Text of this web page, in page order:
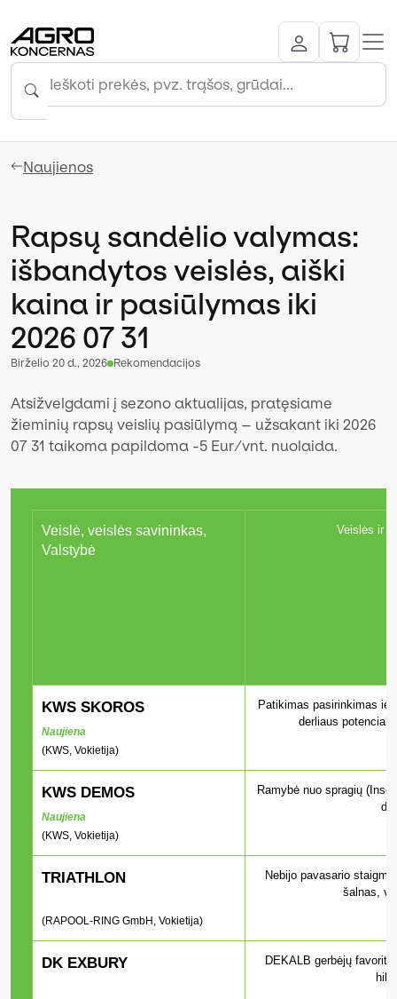
Naujienos
Rapsų sandėlio valymas:
išbandytos veislės, aiški
kaina ir pasiūlymas iki
2026 07 31
birželio 20 d., 2026 Rekomendacijos
Atsižvelgdami į sezono aktualijas, pratęsiame
žieminių rapsų veislių pasiūlymą – užsakant iki 2026
07 31 taikoma papildoma -5 Eur/vnt. nuolaida.
Veislė, veislės savininkas,
Valstybė
Veislės ir
KWS SKOROS
Naujiena
(KWS, Vokietija)
Patikimas pasirinkimas
derliaus
KWS DEMOS
Naujiena
(KWS, Vokietija)
Ramybė nuo spragių
TRIATHLON
(RAPOOL-RING GmbH, Vokietija)
Nebijo pavasario
šalnas,
DK EXBURY
DEKALB gerbėjų